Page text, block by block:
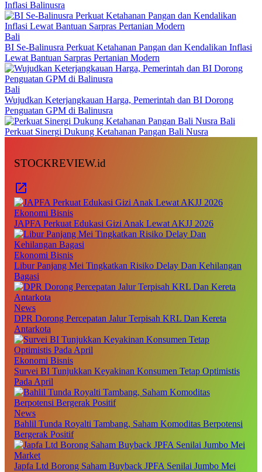
Inflasi Balinusra
Bali
BI Se-Balinusra Perkuat Ketahanan Pangan dan Kendalikan Inflasi
Lewat Bantuan Sarpras Pertanian Modern
Bali
Wujudkan Keterjangkauan Harga, Pemerintah dan BI Dorong
Penguatan GPM di Balinusra
Bali
Perkuat Sinergi Dukung Ketahanan Pangan Bali Nusra
STOCKREVIEW.id
Ekonomi Bisnis
JAPFA Perkuat Edukasi Gizi Anak Lewat AKJJ 2026
Ekonomi Bisnis
Libur Panjang Mei Tingkatkan Risiko Delay Dan Kehilangan
Bagasi
News
DPR Dorong Percepatan Jalur Terpisah KRL Dan Kereta
Antarkota
Ekonomi Bisnis
Survei BI Tunjukkan Keyakinan Konsumen Tetap Optimistis
Pada April
News
Bahlil Tunda Royalti Tambang, Saham Komoditas Berpotensi
Bergerak Positif
Market
Japfa Ltd Borong Saham Buyback JPFA Senilai Jumbo Mei